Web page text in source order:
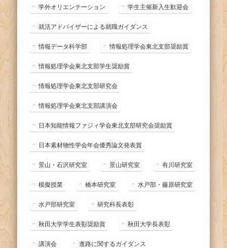
学外オリエンテーション 学生主催新入生歓迎会
就活アドバイザーによる就職ガイダンス
情報データ科学部 情報処理学会東北支部奨励賞
情報処理学会東北支部学生奨励賞
情報処理学会東北支部研究会
情報処理学会東北支部講演会
日本知能情報ファジィ学会東北支部研究会奨励賞
日本素材物性学会年会優秀論文発表賞
景山・石沢研究室 景山研究室 有川研究室
模擬授業 橋本研究室 水戸部・藤原研究室
水戸部研究室 研究科長表彰
秋田大学学生表彰奨励賞 秋田大学長表彰
講演会 進路に関するガイダンス